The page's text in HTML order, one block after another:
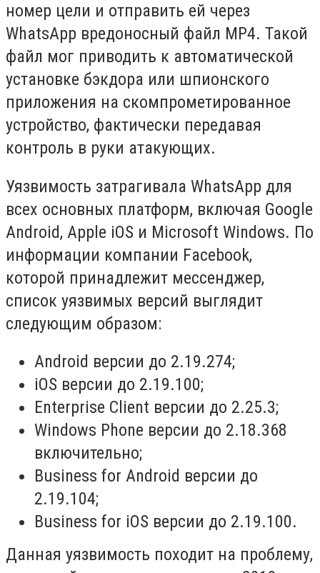
номер цели и отправить ей через
WhatsApp вредоносный файл MP4. Такой
файл мог приводить к автоматической
установке бэкдора или шпионского
приложения на скомпрометированное
устройство, фактически передавая
контроль в руки атакующих.
Уязвимость затрагивала WhatsApp для
всех основных платформ, включая Google
Android, Apple iOS и Microsoft Windows. По
информации компании Facebook,
которой принадлежит мессенджер,
список уязвимых версий выглядит
следующим образом:
Android версии до 2.19.274;
iOS версии до 2.19.100;
Enterprise Client версии до 2.25.3;
Windows Phone версии до 2.18.368
включительно;
Business for Android версии до
2.19.104;
Business for iOS версии до 2.19.100.
Данная уязвимость походит на проблему,